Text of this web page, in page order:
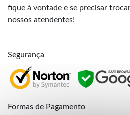
fique à vontade e se precisar
nossos atendentes!
Segurança
Formas de Pagamento